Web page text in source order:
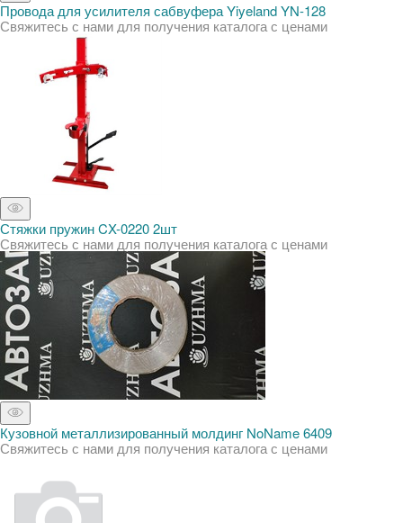
Провода для усилителя сабвуфера Yiyeland YN-128
Свяжитесь с нами для получения каталога с ценами
Стяжки пружин CX-0220 2шт
Свяжитесь с нами для получения каталога с ценами
Кузовной металлизированный молдинг NoName 6409
Свяжитесь с нами для получения каталога с ценами